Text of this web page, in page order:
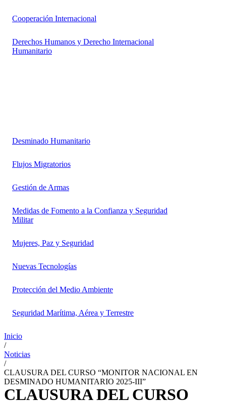
Cooperación Internacional
Derechos Humanos y Derecho Internacional
Humanitario
Desminado Humanitario
Flujos Migratorios
Gestión de Armas
Medidas de Fomento a la Confianza y Seguridad
Militar
Mujeres, Paz y Seguridad
Nuevas Tecnologías
Protección del Medio Ambiente
Seguridad Marítima, Aérea y Terrestre
Inicio
/
Noticias
/
CLAUSURA DEL CURSO “MONITOR NACIONAL EN
DESMINADO HUMANITARIO 2025-III”
CLAUSURA DEL CURSO